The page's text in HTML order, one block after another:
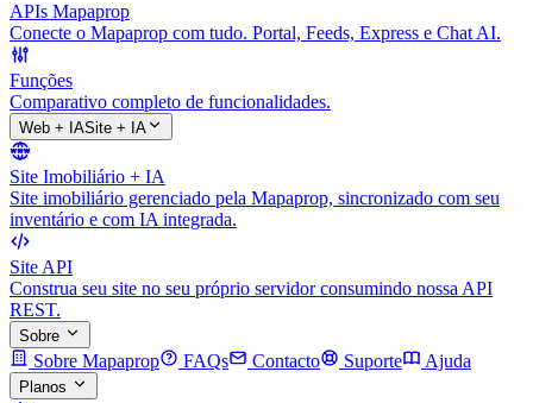
APIs Mapaprop
Conecte o Mapaprop com tudo. Portal, Feeds, Express e Chat AI.
Funções
Comparativo completo de funcionalidades.
Web + IASite + IA
Site Imobiliário + IA
Site imobiliário gerenciado pela Mapaprop, sincronizado com seu
inventário e com IA integrada.
Site API
Construa seu site no seu próprio servidor consumindo nossa API
REST.
Sobre
Sobre Mapaprop FAQs Contacto Suporte Ajuda
Planos